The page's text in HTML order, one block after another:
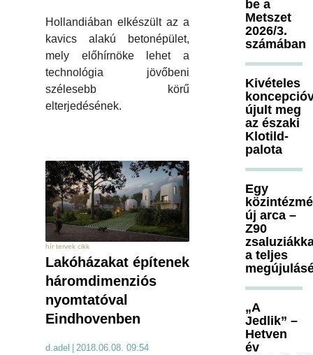
Hollandiában elkészült az a
kavics alakú betonépület,
mely előhírnöke lehet a
technológia jövőbeni
szélesebb körű
elterjedésének.
hír tervek cikk
Lakóházakat építenek
háromdimenziós
nyomtatóval
Eindhovenben
d.adel 2018.06.08. 09:54
be a
Metszet
2026/3.
számában
Kivételes
újult meg
az északi
Klotild-
palota
Egy
új arca –
Z90
a teljes
„A
Jedlik” –
Hetven
év